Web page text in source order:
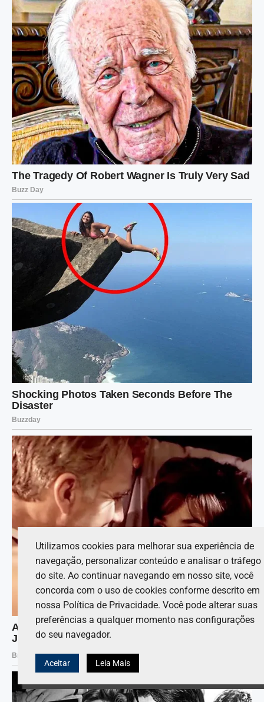
Utilizamos cookies para melhorar sua experiência de
navegação, personalizar conteúdo e analisar o tráfego
do site. Ao continuar navegando em nosso site, você
concorda com o uso de cookies conforme descrito em
nossa Política de Privacidade. Você pode alterar suas
preferências a qualquer momento nas configurações
do seu navegador.
Aceitar Leia Mais